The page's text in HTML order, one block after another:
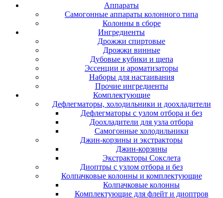
Аппараты
Самогонные аппараты колонного типа
Колонны в сборе
Ингредиенты
Дрожжи спиртовые
Дрожжи винные
Дубовые кубики и щепа
Эссенции и ароматизаторы
Наборы для настаивания
Прочие ингредиенты
Комплектующие
Дефлегматоры, холодильники и доохладители
Дефлегматоры с узлом отбора и без
Доохладители для узла отбора
Самогонные холодильники
Джин-корзины и экстракторы
Джин-корзины
Экстракторы Сокслета
Диоптры с узлом отбора и без
Колпачковые колонны и комплектующие
Колпачковые колонны
Комплектующие для флейт и диоптров